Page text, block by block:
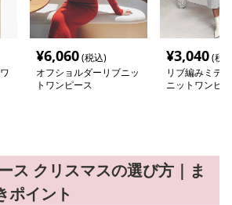
¥6,060(税込)
オフショルダーリブニッ
トワンピース
¥3,040(税
リブ編みミデ
ニットワンピ
ス クリスマスの選び方｜ま
ポイント